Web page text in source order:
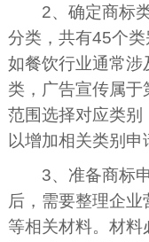
2、确定商标
分类，共有45个
如餐饮行业通常
类，广告宣传属
范围选择对应类别
以增加相关类别申
3、准备商标
后，需要整理企
等相关材料。材料